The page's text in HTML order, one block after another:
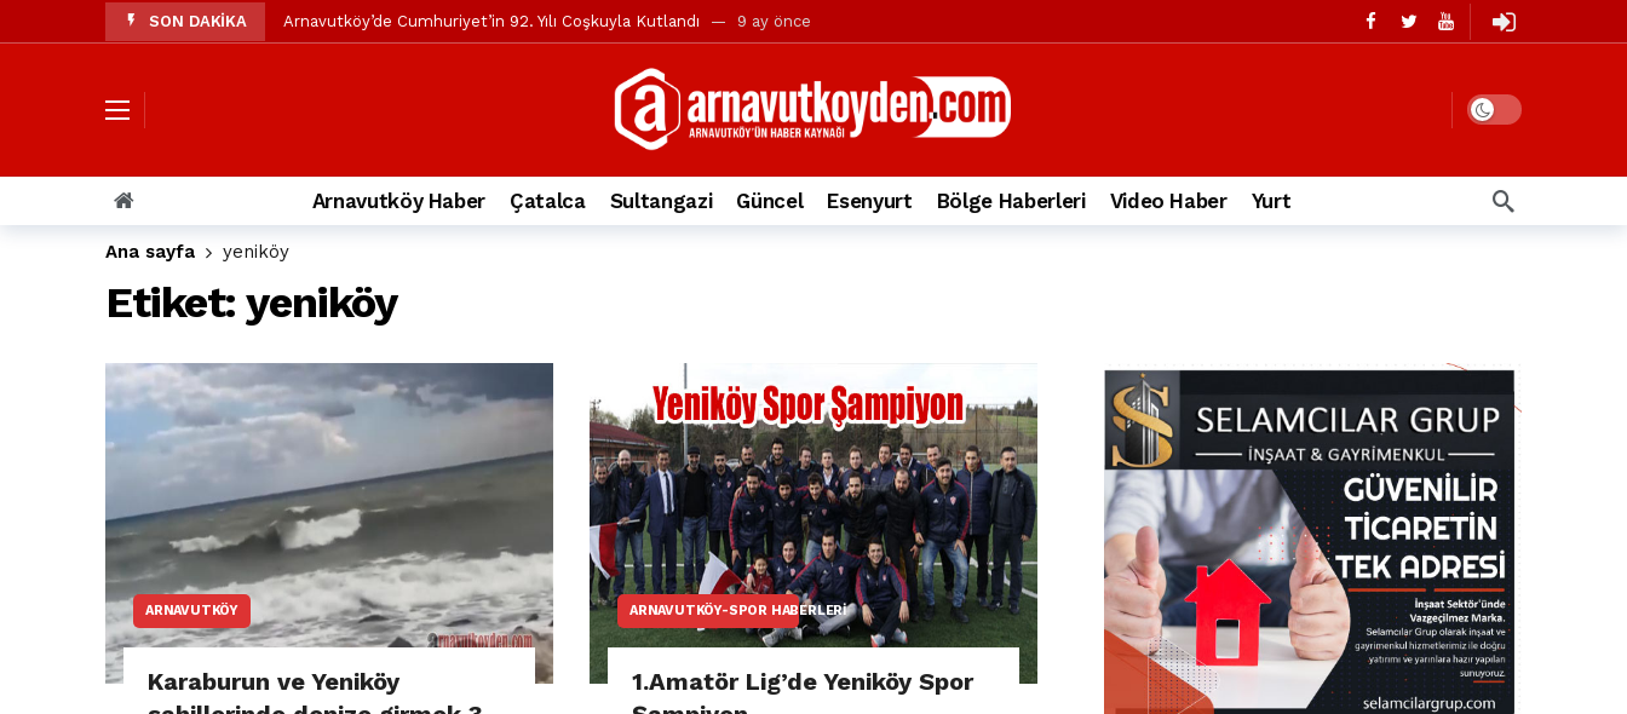
SON DAKİKA Arnavutköy’de Cumhuriyet’in 92. Yılı Coşkuyla Kutlandı 9 ay önce
Özgür Özel’den Arnavutköy Belediyesi’ne ve Mustafa Candaroğlu’na yönelik suçlamalar 10 ay önce
Arnavutköy’ün nüfusu 2024 yılında 344.868’e ulaştı 1 yıl önce
Arnavutköy Taşoluk’ta seyir halindeki otomobil alev alev yandı. 2 yıl önce
Arnavutköy İmrahor Mahallesi sakinleri protesto gösterisi düzenledi 2 yıl önce
Arnavutköy’de 29 Ekim Cumhuriyet Bayramı kutlamaları coşkuyla gerçekleşti
Toprak kaydı: 3 hafriyat kamyonu birbirlerinin üzerine devrildi
İstanbul Havalimanı yolundaki kazada, taksideki yolcu öldü
Arnavutkoy Belediyesi’ne su baskını tepkisi 3 yıl önce
Arnavutköy Haber Çatalca Sultangazi Güncel Esenyurt Bölge Haberleri Video Haber Yurt
Ana sayfa yeniköy
Etiket:yeniköy
ARNAVUTKÖY
Karaburun ve Yeniköy
ARNAVUTKÖY-SPOR HABERLERI
1.Amatör Lig’de Yeniköy Spor